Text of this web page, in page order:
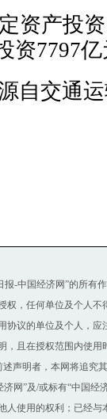
资产投
资7797
自交通
报-中国经济网”的所有
，任何单位及个人不
议的单位及个人，应
且在授权范围内使用
声明者，本网将追究
网”及/或标有“中国经
使用的权利；已经与